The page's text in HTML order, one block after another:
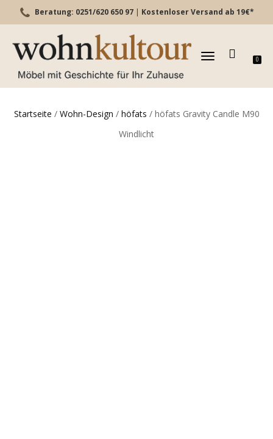
Beratung: 0251/620 650 97 | Kostenloser Versand ab 19€*
TOGGLE
0
Startseite / Wohn-Design / höfats / höfats Gravity Candle M90
Windlicht